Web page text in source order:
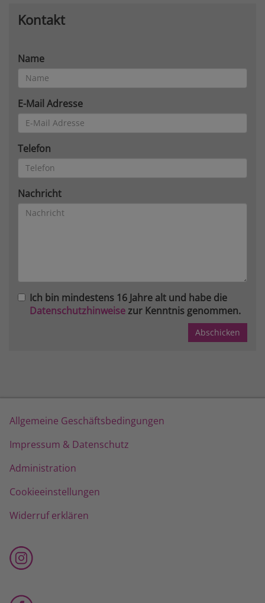
Kontakt
Name
E-Mail Adresse
Telefon
Nachricht
Ich bin mindestens 16 Jahre alt und habe die
Datenschutzhinweisezur Kenntnis genommen.
Allgemeine Geschäftsbedingungen
Impressum & Datenschutz
Administration
Cookieeinstellungen
Widerruf erklären